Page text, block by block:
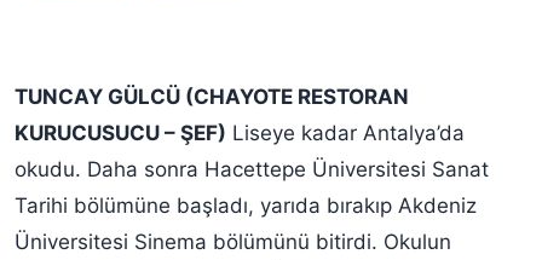
TUNCAY GÜLCÜ (CHAYOTE RESTORAN
KURUCUSUCU – ŞEF) Liseye kadar Antalya’da
okudu. Daha sonra Hacettepe Üniversitesi Sanat
Tarihi bölümüne başladı, yarıda bırakıp Akdeniz
Üniversitesi Sinema bölümünü bitirdi. Okulun